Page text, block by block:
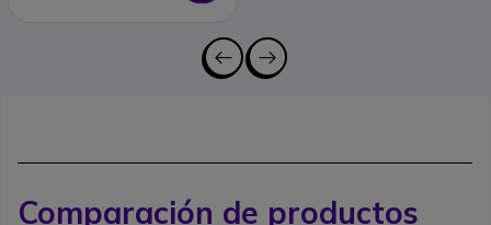
Comparación de productos